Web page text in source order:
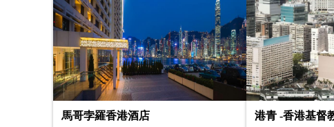
馬哥孛羅香港酒店 港青 -香港基督